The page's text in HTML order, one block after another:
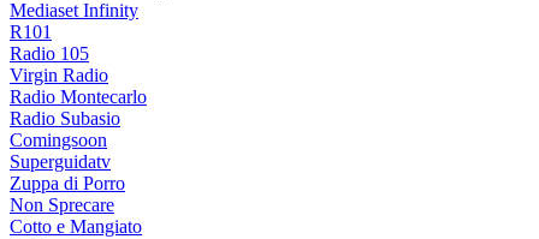
Mediaset Infinity
R101
Radio 105
Virgin Radio
Radio Montecarlo
Radio Subasio
Comingsoon
Superguidatv
Zuppa di Porro
Non Sprecare
Cotto e Mangiato